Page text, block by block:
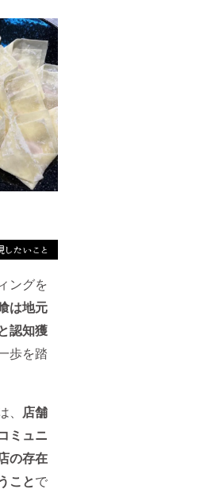
ングを
は地元
認知獲
歩を踏
店舗
ミュニ
の存在
ことで